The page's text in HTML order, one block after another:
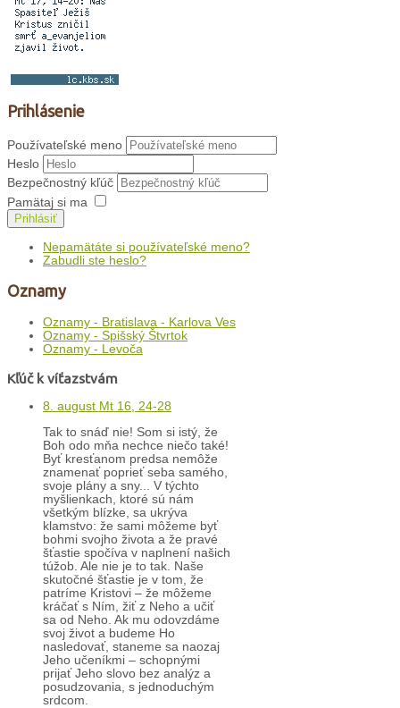
Prihlásenie
Používateľské meno
Heslo
Bezpečnostný kľúč
Pamätaj si ma
Prihlásiť
Nepamätáte si používateľské meno?
Zabudli ste heslo?
Oznamy
Oznamy - Bratislava - Karlova Ves
Oznamy - Spišský Štvrtok
Oznamy - Levoča
Kľúč k víťazstvám
8. august Mt 16, 24-28
Tak to snáď nie! Som si istý, že
Boh odo mňa nechce niečo také!
Byť kresťanom predsa nemôže
znamenať poprieť seba samého,
svoje plány a sny... V týchto
myšlienkach, ktoré sú nám
všetkým blízke, sa ukrýva
klamstvo: že sami môžeme byť
bohmi svojho života a že pravé
šťastie spočíva v naplnení našich
túžob. Ale nie je to tak. Naše
skutočné šťastie je v tom, že
patríme Kristovi – že môžeme
kráčať s Ním, žiť z Neho a učiť
sa od Neho. Ak mu odovzdáme
svoj život a budeme Ho
nasledovať, staneme sa naozaj
Jeho učeníkmi – schopnými
prijať Jeho slovo bez analýz a
posudzovania, s jednoduchým
srdcom.